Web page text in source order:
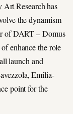
Research has
the dynamism
of DART – Domus
enhance the role
launch and
Emilia-
point for the